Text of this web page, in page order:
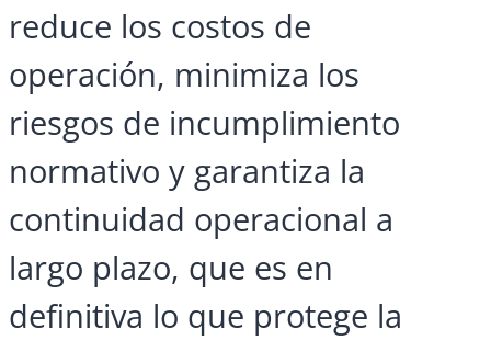
reduce los costos de
operación, minimiza los
riesgos de incumplimiento
normativo y garantiza la
continuidad operacional a
largo plazo, que es en
definitiva lo que protege la